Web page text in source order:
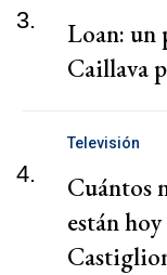
3.
Loan: un
Caillava
4.
Televisión
Cuántos
están